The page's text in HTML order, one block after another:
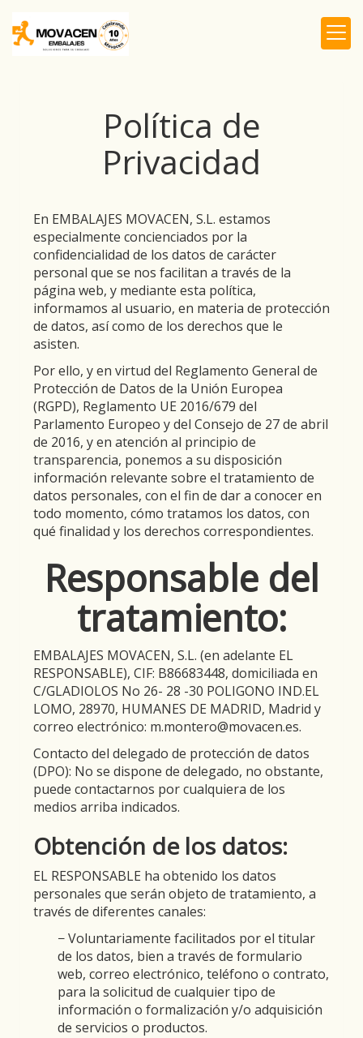
Política de
Privacidad
En EMBALAJES MOVACEN, S.L. estamos
especialmente concienciados por la
confidencialidad de los datos de carácter
personal que se nos facilitan a través de la
página web, y mediante esta política,
informamos al usuario, en materia de protección
de datos, así como de los derechos que le
asisten.
Por ello, y en virtud del Reglamento General de
Protección de Datos de la Unión Europea
(RGPD), Reglamento UE 2016/679 del
Parlamento Europeo y del Consejo de 27 de abril
de 2016, y en atención al principio de
transparencia, ponemos a su disposición
información relevante sobre el tratamiento de
datos personales, con el fin de dar a conocer en
todo momento, cómo tratamos los datos, con
qué finalidad y los derechos correspondientes.
Responsable del
tratamiento:
EMBALAJES MOVACEN, S.L. (en adelante EL
RESPONSABLE), CIF: B86683448, domiciliada en
C/GLADIOLOS No 26- 28 -30 POLIGONO IND.EL
LOMO, 28970, HUMANES DE MADRID, Madrid y
correo electrónico: m.montero@movacen.es.
Contacto del delegado de protección de datos
(DPO): No se dispone de delegado, no obstante,
puede contactarnos por cualquiera de los
medios arriba indicados.
Obtención de los datos:
EL RESPONSABLE ha obtenido los datos
personales que serán objeto de tratamiento, a
través de diferentes canales:
− Voluntariamente facilitados por el titular
de los datos, bien a través de formulario
web, correo electrónico, teléfono o contrato,
para la solicitud de cualquier tipo de
información o formalización y/o adquisición
de servicios o productos.